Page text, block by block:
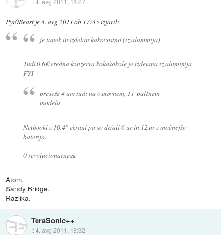
::4. avg 2011, 18:27
Pyr0Beast je4. avg 2011 ob 17:45izjavil:
je tanek in izdelan kakovostno (iz aluminija)
Tudi 0.6€ vredna konzerva kokakokole je izdelana iz aluminija
FYI
preseže 4 ure tudi na osnovnem, 11-palčnem
modelu
Netbooki z 10.4" ekrani pa so držali 6 ur in 12 ur z močnejšo
baterijo.
0 revolucionarnega
Atom.
Sandy Bridge.
Razlika.
TeraSonic++
::4. avg 2011, 18:32